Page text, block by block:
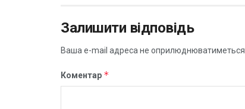
Залишити відповідь
Ваша e-mail адреса не оприлюднюватиметься.
Коментар *